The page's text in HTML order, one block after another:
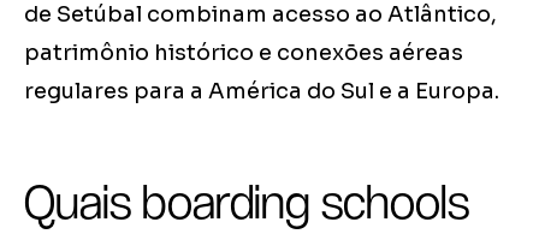
de Setúbal combinam acesso ao Atlântico,
patrimônio histórico e conexões aéreas
regulares para a América do Sul e a Europa.
Quais boarding schools